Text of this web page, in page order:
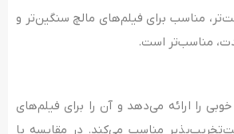
مناسب برای فیلم‌های مالچ سنگین‌تر و
مناسب‌تر است.
را ارائه می‌دهد و آن را برای فیلم‌های
مناسب می‌کند. در مقایسه با